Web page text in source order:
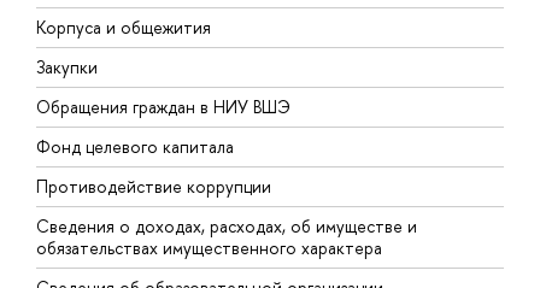
Корпуса и общежития
Закупки
Обращения граждан в НИУ ВШЭ
Фонд целевого капитала
Противодействие коррупции
Сведения о доходах, расходах, об имуществе и
обязательствах имущественного характера